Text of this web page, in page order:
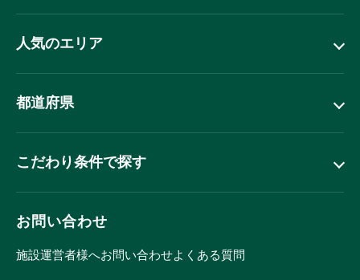
人気のエリア
都道府県
こだわり条件で探す
お問い合わせ
施設運営者様へお問い合わせよくある質問